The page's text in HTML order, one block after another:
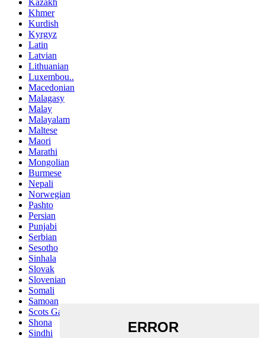
Kazakh
Khmer
Kurdish
Kyrgyz
Latin
Latvian
Lithuanian
Luxembou..
Macedonian
Malagasy
Malay
Malayalam
Maltese
Maori
Marathi
Mongolian
Burmese
Nepali
Norwegian
Pashto
Persian
Punjabi
Serbian
Sesotho
Sinhala
Slovak
Slovenian
Somali
Samoan
Scots Gaelic
Shona
Sindhi